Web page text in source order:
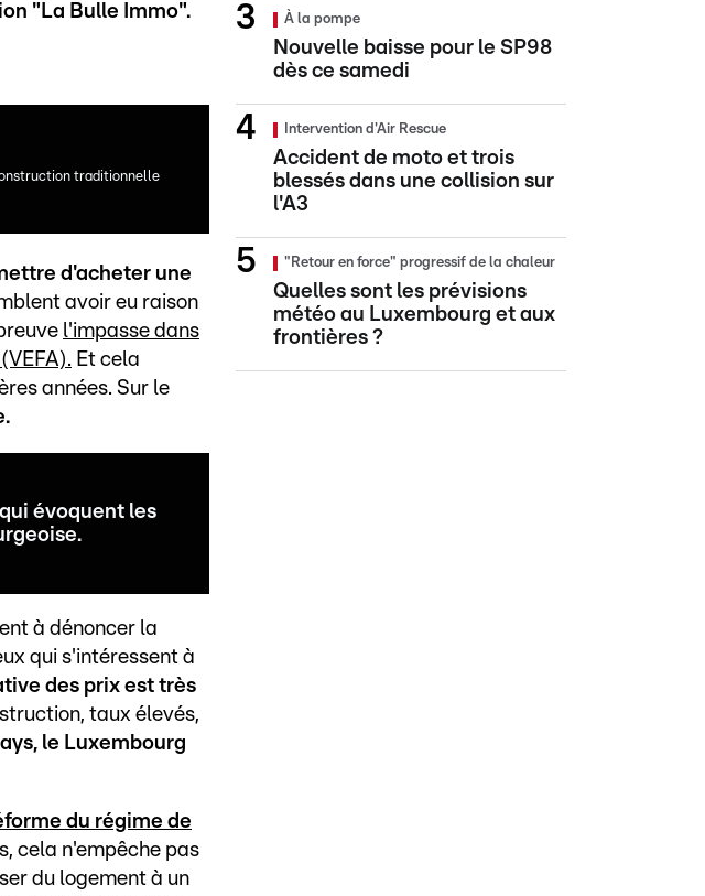
"La Bulle Immo".
traditionnelle
d'acheter une
avoir eu raison
l'impasse dans
Et cela
années. Sur le
évoquent les
à dénoncer la
qui s'intéressent à
des prix est très
taux élevés,
le Luxembourg
du régime de
cela n'empêche pas
du logement à un
À la pompe
Nouvelle baisse pour le SP98
dès ce samedi
Intervention d'Air Rescue
Accident de moto et trois
blessés dans une collision sur
l'A3
"Retour en force" progressif de la chaleur
Quelles sont les prévisions
météo au Luxembourg et aux
frontières ?